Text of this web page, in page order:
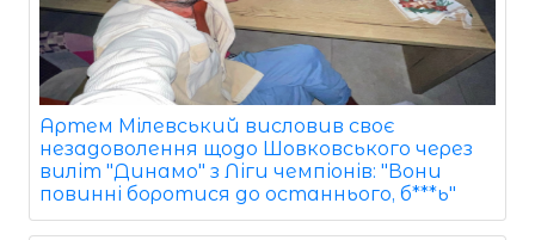
Артем Мілевський висловив своє
незадоволення щодо Шовковського через
виліт "Динамо" з Ліги чемпіонів: "Вони
повинні боротися до останнього, б***ь"